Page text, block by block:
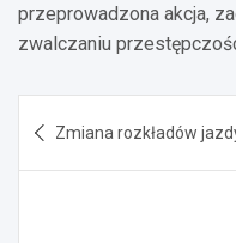
przeprowadzona akcja,
zwalczaniu
wpisu
Zmiana rozkładów